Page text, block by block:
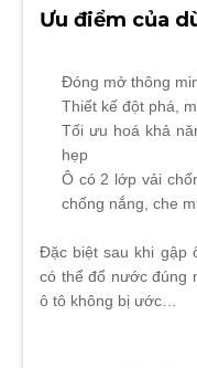
Ưu điểm của
Đóng mở thông
Thiết kế đột phá,
Tối ưu hoá khả
hẹp
Ô có 2 lớp vải
chống nắng, che
Đặc biệt sau khi gập
có thể đổ nước đúng
ô tô không bị ước…